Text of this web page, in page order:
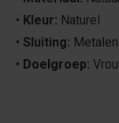
• Kleur: Naturel
• Sluiting:
• Doelgroep: